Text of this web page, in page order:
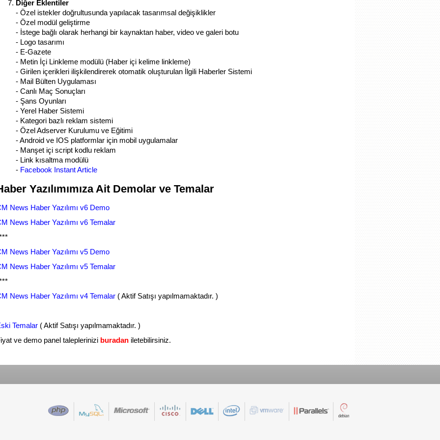
Diğer Eklentiler
- Özel istekler doğrultusunda yapılacak tasarımsal değişiklikler
- Özel modül geliştirme
- İstege bağlı olarak herhangi bir kaynaktan haber, video ve galeri botu
- Logo tasarımı
- E-Gazete
- Metin İçi Linkleme modülü (Haber içi kelime linkleme)
- Girilen içerikleri ilişkilendirerek otomatik oluşturulan İlgili Haberler Sistemi
- Mail Bülten Uygulaması
- Canlı Maç Sonuçları
- Şans Oyunları
- Yerel Haber Sistemi
- Kategori bazlı reklam sistemi
- Özel Adserver Kurulumu ve Eğitimi
- Android ve IOS platformlar için mobil uygulamalar
- Manşet içi script kodlu reklam
- Link kısaltma modülü
- Facebook Instant Article
Yazılımımıza Ait Demolar ve Temalar
News Haber Yazılımı v6 Demo
News Haber Yazılımı v6 Temalar
News Haber Yazılımı v5 Demo
News Haber Yazılımı v5 Temalar
News Haber Yazılımı v4 Temalar ( Aktif Satışı yapılmamaktadır. )
Temalar ( Aktif Satışı yapılmamaktadır. )
ve demo panel taleplerinizi buradan iletebilirsiniz.